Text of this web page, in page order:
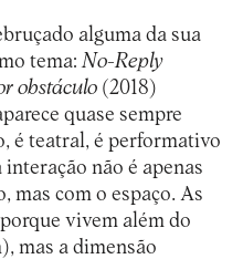
alguma da sua
tema:No-Reply
obstáculo(2018)
quase sempre
é teatral, é performativo
não é apenas
mas com o espaço. As
vivem além do
mas a dimensão